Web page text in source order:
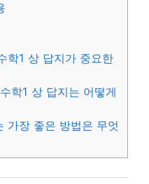
학1 상 답지가 중요한
학1 상 답지는 어떻게
가장 좋은 방법은 무엇